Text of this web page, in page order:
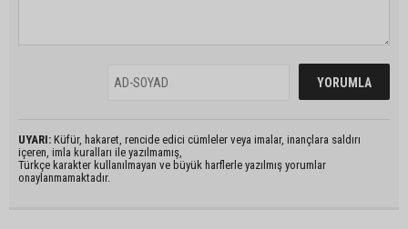
UYARI: Küfür, hakaret, rencide edici cümleler veya imalar, inançlara saldırı
içeren, imla kuralları ile yazılmamış,
Türkçe karakter kullanılmayan ve büyük harflerle yazılmış yorumlar
onaylanmamaktadır.